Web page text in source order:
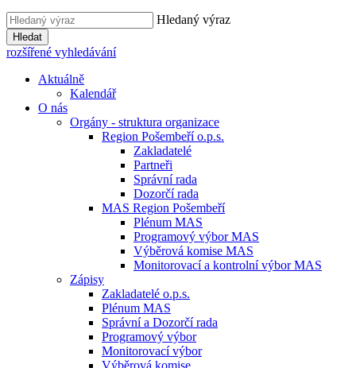
Hledaný výraz
Hledat
rozšířené vyhledávání
Aktuálně
Kalendář
O nás
Orgány - struktura organizace
Region Pošembeří o.p.s.
Zakladatelé
Partneři
Správní rada
Dozorčí rada
MAS Region Pošembeří
Plénum MAS
Programový výbor MAS
Výběrová komise MAS
Monitorovací a kontrolní výbor MAS
Zápisy
Zakladatelé o.p.s.
Plénum MAS
Správní a Dozorčí rada
Programový výbor
Monitorovací výbor
Výběrová komise